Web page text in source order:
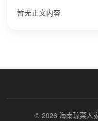
暂无正文内容
© 2026 海南琼菜人